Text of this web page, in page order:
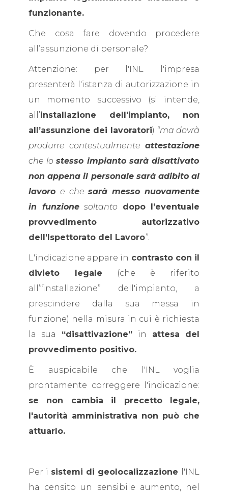
funzionante.
Che cosa fare dovendo procedere
all’assunzione di personale?
Attenzione: per l'INL l'impresa
presenterà l'istanza di autorizzazione in
un momento successivo (si intende,
all’installazione dell'impianto, non
all’assunzione dei lavoratori) “ma dovrà
produrre contestualmente attestazione
che lostesso impianto sarà disattivato
non appena il personale sarà adibito al
lavoro e chesarà messo nuovamente
in funzionesoltanto dopo l’eventuale
provvedimento autorizzativo
dell’Ispettorato del Lavoro”.
L'indicazione appare in contrasto con il
divieto legale (che è riferito
all’“installazione” dell'impianto, a
prescindere dalla sua messa in
funzione) nella misura in cui è richiesta
la sua “disattivazione” in attesa del
provvedimento positivo.
È auspicabile che l'INL voglia
prontamente correggere l'indicazione:
se non cambia il precetto legale,
l'autorità amministrativa non può che
attuarlo.
Per i sistemi di geolocalizzazione
l'INL
ha censito un sensibile aumento, nel